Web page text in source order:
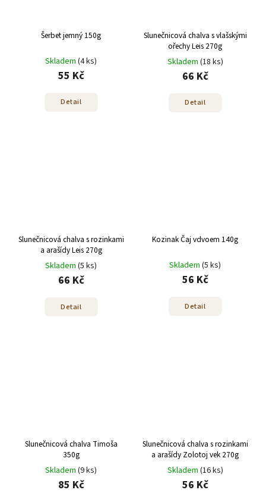
Šerbet jemný 150g
Skladem (4 ks)
55 Kč
Detail
Slunečnicová chalva s vlašskými
ořechy Leis 270g
Skladem (18 ks)
66 Kč
Detail
Slunečnicová chalva s rozinkami
a arašídy Leis 270g
Skladem (5 ks)
66 Kč
Detail
Kozinak Čaj vdvoem 140g
Skladem (5 ks)
56 Kč
Detail
Slunečnicová chalva Timoša
350g
Skladem (9 ks)
85 Kč
Slunečnicová chalva s rozinkami
a arašídy Zolotoj vek 270g
Skladem (16 ks)
56 Kč